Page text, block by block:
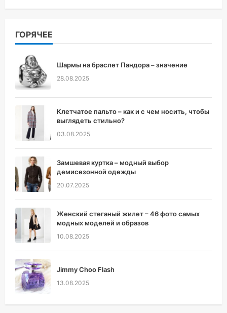
ГОРЯЧЕЕ
Шармы на браслет Пандора – значение
28.08.2025
Клетчатое пальто – как и с чем носить, чтобы
выглядеть стильно?
03.08.2025
Замшевая куртка – модный выбор
демисезонной одежды
20.07.2025
Женский стеганый жилет – 46 фото самых
модных моделей и образов
10.08.2025
Jimmy Choo Flash
13.08.2025